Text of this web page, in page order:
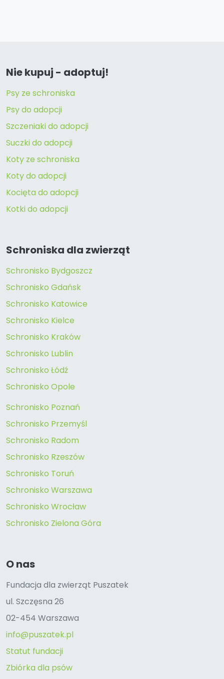
Nie kupuj - adoptuj!
Psy ze schroniska
Psy do adopcji
Szczeniaki do adopcji
Suczki do adopcji
Koty ze schroniska
Koty do adopcji
Kocięta do adopcji
Kotki do adopcji
Schroniska dla zwierząt
Schronisko Bydgoszcz
Schronisko Gdańsk
Schronisko Katowice
Schronisko Kielce
Schronisko Kraków
Schronisko Lublin
Schronisko Łódź
Schronisko Opole
Schronisko Poznań
Schronisko Przemyśl
Schronisko Radom
Schronisko Rzeszów
Schronisko Toruń
Schronisko Warszawa
Schronisko Wrocław
Schronisko Zielona Góra
O nas
Fundacja dla zwierząt Puszatek
ul. Szczęsna 26
02-454 Warszawa
info@puszatek.pl
Statut fundacji
Zbiórka dla psów